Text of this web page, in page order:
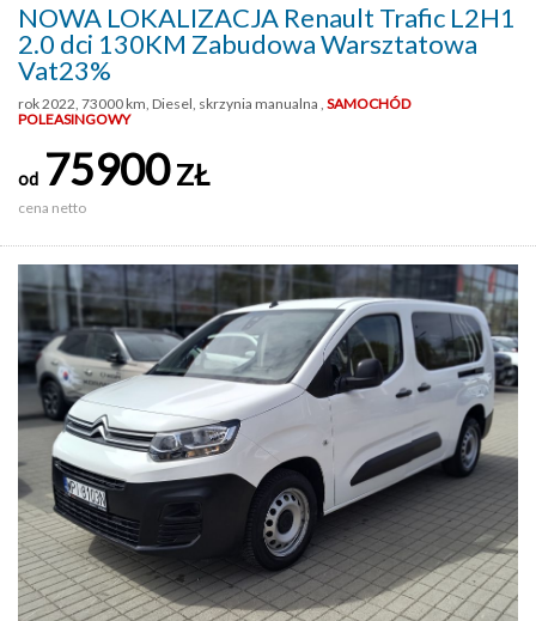
NOWA LOKALIZACJA Renault Trafic L2H1
2.0 dci 130KM Zabudowa Warsztatowa
Vat23%
rok 2022, 73000 km, Diesel, skrzynia manualna , SAMOCHÓD
POLEASINGOWY
od 75900ZŁ
cena netto